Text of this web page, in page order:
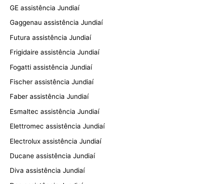
GE assistência Jundiaí
Gaggenau assistência Jundiaí
Futura assistência Jundiaí
Frigidaire assistência Jundiaí
Fogatti assistência Jundiaí
Fischer assistência Jundiaí
Faber assistência Jundiaí
Esmaltec assistência Jundiaí
Elettromec assistência Jundiaí
Electrolux assistência Jundiaí
Ducane assistência Jundiaí
Diva assistência Jundiaí